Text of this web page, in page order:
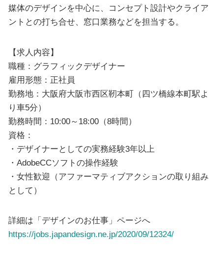
媒体のデザインを中心に、コンセプト設計やクライア
ントとの打ち合せ、窓口業務などを担当する。
【求人内容】
職種：グラフィックデザイナー
雇用形態：正社員
勤務地：大阪府大阪市西区靭本町（四ツ橋線本町駅よ
り車5分）
勤務時間：10:00～18:00（8時間）
資格：
・デザイナーとしての実務経験3年以上
・AdobeCCソフトの操作経験
・女性歓迎（アファーマティブアクションの取り組み
として）
詳細は「デザインのお仕事」ページへ
https://jobs.japandesign.ne.jp/2020/09/12324/